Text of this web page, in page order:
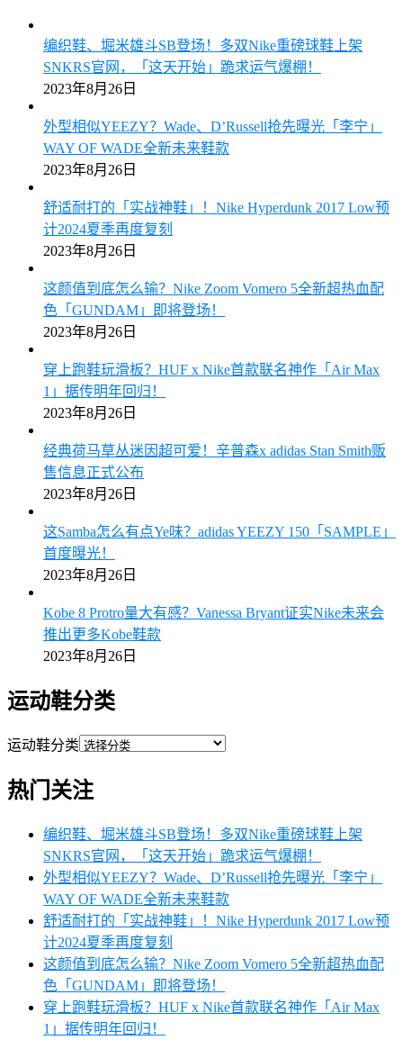
编织鞋、堀米雄斗SB登场！多双Nike重磅球鞋上架
SNKRS官网，「这天开始」跪求运气爆棚！
2023年8月26日
外型相似YEEZY？Wade、D’Russell抢先曝光「李宁」
WAY OF WADE全新未来鞋款
2023年8月26日
舒适耐打的「实战神鞋」！Nike Hyperdunk 2017 Low预
计2024夏季再度复刻
2023年8月26日
这颜值到底怎么输？Nike Zoom Vomero 5全新超热血配
色「GUNDAM」即将登场！
2023年8月26日
穿上跑鞋玩滑板？HUF x Nike首款联名神作「Air Max
1」据传明年回归！
2023年8月26日
经典荷马草丛迷因超可爱！辛普森x adidas Stan Smith贩
售信息正式公布
2023年8月26日
这Samba怎么有点Ye味？adidas YEEZY 150「SAMPLE」
首度曝光！
2023年8月26日
Kobe 8 Protro量大有感？Vanessa Bryant证实Nike未来会
推出更多Kobe鞋款
2023年8月26日
运动鞋分类
运动鞋分类
热门关注
编织鞋、堀米雄斗SB登场！多双Nike重磅球鞋上架
SNKRS官网，「这天开始」跪求运气爆棚！
外型相似YEEZY？Wade、D’Russell抢先曝光「李宁」
WAY OF WADE全新未来鞋款
舒适耐打的「实战神鞋」！Nike Hyperdunk 2017 Low预
计2024夏季再度复刻
这颜值到底怎么输？Nike Zoom Vomero 5全新超热血配
色「GUNDAM」即将登场！
穿上跑鞋玩滑板？HUF x Nike首款联名神作「Air Max
1」据传明年回归！